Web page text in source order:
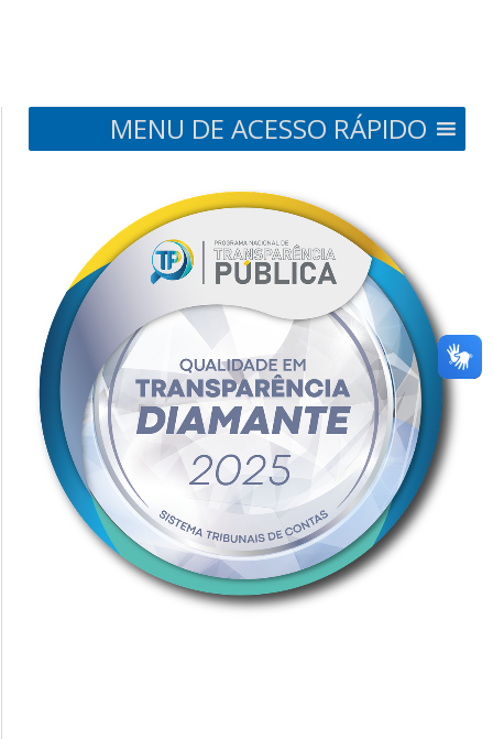
MENU DE ACESSO RÁPIDO